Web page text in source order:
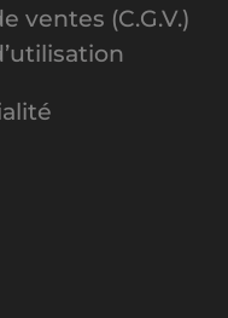
ventes (C.G.V.)